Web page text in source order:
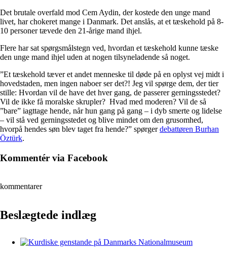
Det brutale overfald mod Cem Aydin, der kostede den unge mand
livet, har chokeret mange i Danmark. Det anslås, at et tæskehold på 8-
10 personer tævede den 21-årige mand ihjel.
Flere har sat spørgsmålstegn ved, hvordan et tæskehold kunne tæske
den unge mand ihjel uden at nogen tilsyneladende så noget.
”Et tæskehold tæver et andet menneske til døde på en oplyst vej midt i
hovedstaden, men ingen naboer ser det?! Jeg vil spørge dem, der tier
stille: Hvordan vil de have det hver gang, de passerer gerningsstedet?
Vil de ikke få moralske skrupler? Hvad med moderen? Vil de så
”bare” iagttage hende, når hun gang på gang – i dyb smerte og lidelse
– vil stå ved gerningsstedet og blive mindet om den grusomhed,
hvorpå hendes søn blev taget fra hende?” spørgerdebattøren Burhan
Öztürk.
Kommentér via Facebook
kommentarer
Beslægtede indlæg